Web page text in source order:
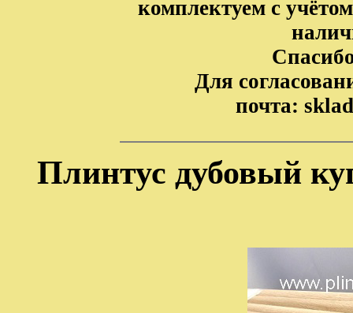
комплектуем с
Для
почта:
Плинтус дубовый